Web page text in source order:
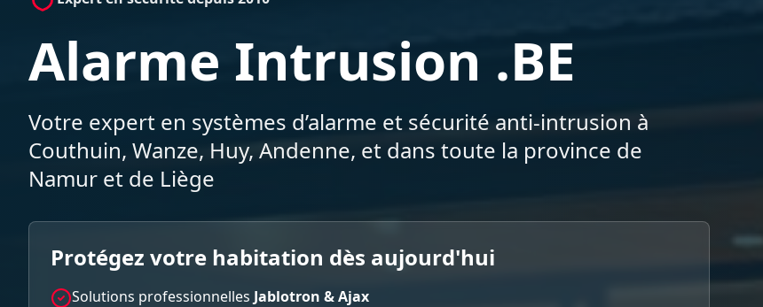
Alarme Intrusion .BE
Votre expert en systèmes d’alarme et sécurité anti-intrusion à
Couthuin, Wanze, Huy, Andenne, et dans toute la province de
Namur et de Liège
Protégez votre habitation dès aujourd'hui
Solutions professionnelles Jablotron & Ajax